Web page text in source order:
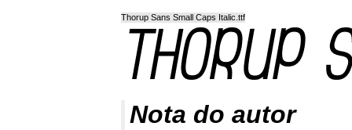
Thorup Sans Small Caps Italic.ttf
Nota do autor